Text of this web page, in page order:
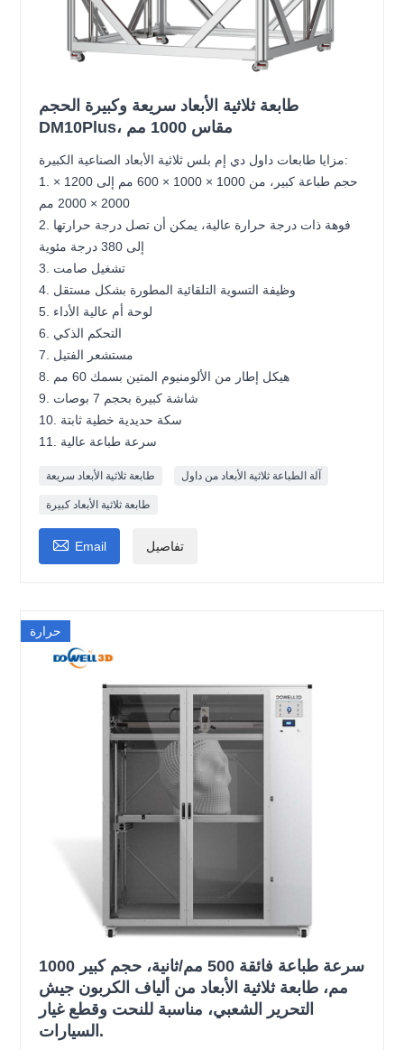
طابعة ثلاثية الأبعاد سريعة وكبيرة الحجم
DM10Plus، مقاس 1000 مم
مزايا طابعات داول دي إم بلس ثلاثية الأبعاد الصناعية الكبيرة:
1. حجم طباعة كبير، من 1000 × 1000 × 600 مم إلى 1200 ×
2000 × 2000 مم
2. فوهة ذات درجة حرارة عالية، يمكن أن تصل درجة حرارتها
إلى 380 درجة مئوية
3. تشغيل صامت
4. وظيفة التسوية التلقائية المطورة بشكل مستقل
5. لوحة أم عالية الأداء
6. التحكم الذكي
7. مستشعر الفتيل
8. هيكل إطار من الألومنيوم المتين بسمك 60 مم
9. شاشة كبيرة بحجم 7 بوصات
10. سكة حديدية خطية ثابتة
11. سرعة طباعة عالية
طابعة ثلاثية الأبعاد سريعة آلة الطباعة ثلاثية الأبعاد من داول
طابعة ثلاثية الأبعاد كبيرة
 Email تفاصيل
حرارة
سرعة طباعة فائقة 500 مم/ثانية، حجم كبير 1000
مم، طابعة ثلاثية الأبعاد من ألياف الكربون جيش
التحرير الشعبي، مناسبة للنحت وقطع غيار
السيارات.